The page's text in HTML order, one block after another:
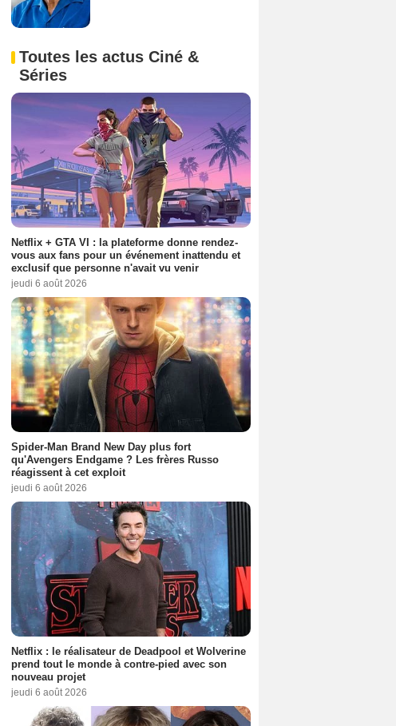
Toutes les actus Ciné &
Séries
Netflix + GTA VI : la plateforme donne rendez-
vous aux fans pour un événement inattendu et
exclusif que personne n'avait vu venir
jeudi 6 août 2026
Spider-Man Brand New Day plus fort
qu'Avengers Endgame ? Les frères Russo
réagissent à cet exploit
jeudi 6 août 2026
Netflix : le réalisateur de Deadpool et Wolverine
prend tout le monde à contre-pied avec son
nouveau projet
jeudi 6 août 2026